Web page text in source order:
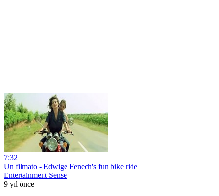
7:32
Un filmato - Edwige Fenech's fun bike ride
Entertainment Sense
9 yıl önce